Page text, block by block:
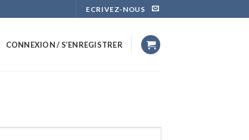
ECRIVEZ-NOUS
CONNEXION / S’ENREGISTRER